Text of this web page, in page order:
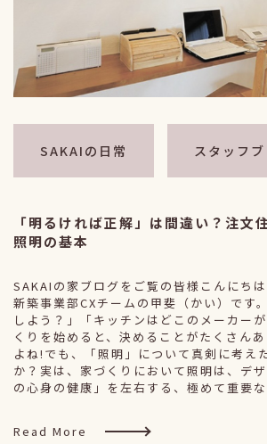
SAKAIの日常 スタッフ
「明るければ正解」は間違い？注文
照明の基本
SAKAIの家ブログをご覧の皆様こんにち
新築事業部CXチームの甲斐（かい）です
しよう？」「キッチンはどこのメーカー
くりを始めると、決めることがたくさん
よね!でも、「照明」について真剣に考え
か？実は、家づくりにおいて照明は、デ
の心身の健康」を左右する、極めて重要
Read More